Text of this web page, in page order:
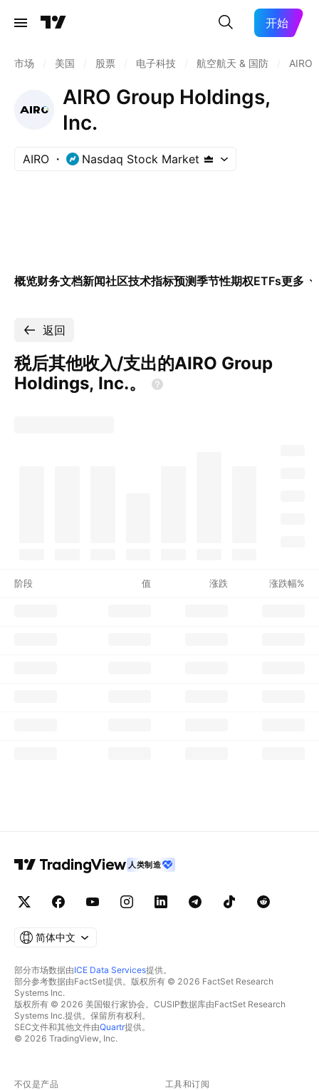
开始
市场 美国 股票 电子科技 航空航天 & 国防 AIRO
AIRO Group Holdings,
Inc.
AIRO Nasdaq Stock Market
概览财务文档新闻社区技术指标预测季节性期权ETFs更多
返回
税后其他收入/支出的AIRO Group
Holdings, Inc.。
阶段 值 涨跌 涨跌幅%
人类制造
简体中文
部分市场数据由ICE Data Services提供。
部分参考数据由FactSet提供。版权所有 © 2026 FactSet Research
Systems Inc.
版权所有 © 2026 美国银行家协会。CUSIP数据库由FactSet Research
Systems Inc.提供。保留所有权利。
SEC文件和其他文件由Quartr提供。
© 2026 TradingView, Inc.
不仅是产品 工具和订阅